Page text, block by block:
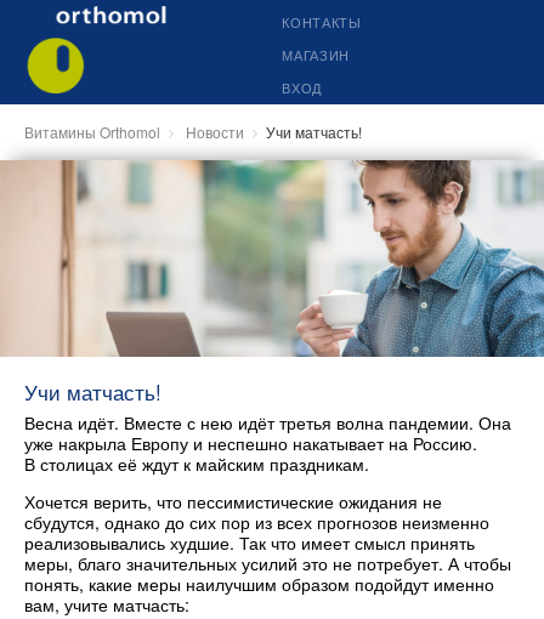
КОНТАКТЫ
МАГАЗИН
ВХОД
Витамины Orthomol Новости Учи матчасть!
Учи матчасть!
Весна идёт. Вместе с нею идёт третья волна пандемии. Она
уже накрыла Европу и неспешно накатывает на Россию.
В столицах её ждут к майским праздникам.
Хочется верить, что пессимистические ожидания не
сбудутся, однако до сих пор из всех прогнозов неизменно
реализовывались худшие. Так что имеет смысл принять
меры, благо значительных усилий это не потребует. А чтобы
понять, какие меры наилучшим образом подойдут именно
вам, учите матчасть: